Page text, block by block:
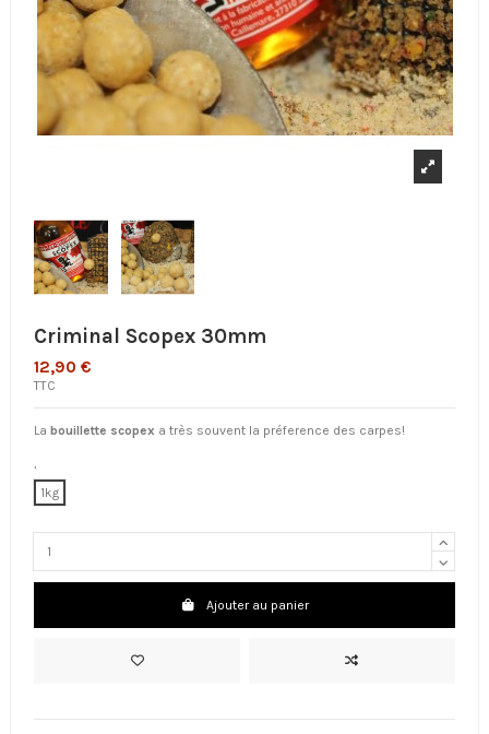
Criminal Scopex 30mm
12,90 €
TTC
La bouillette scopex a très souvent la préference des carpes!
.
1kg
Ajouter au panier